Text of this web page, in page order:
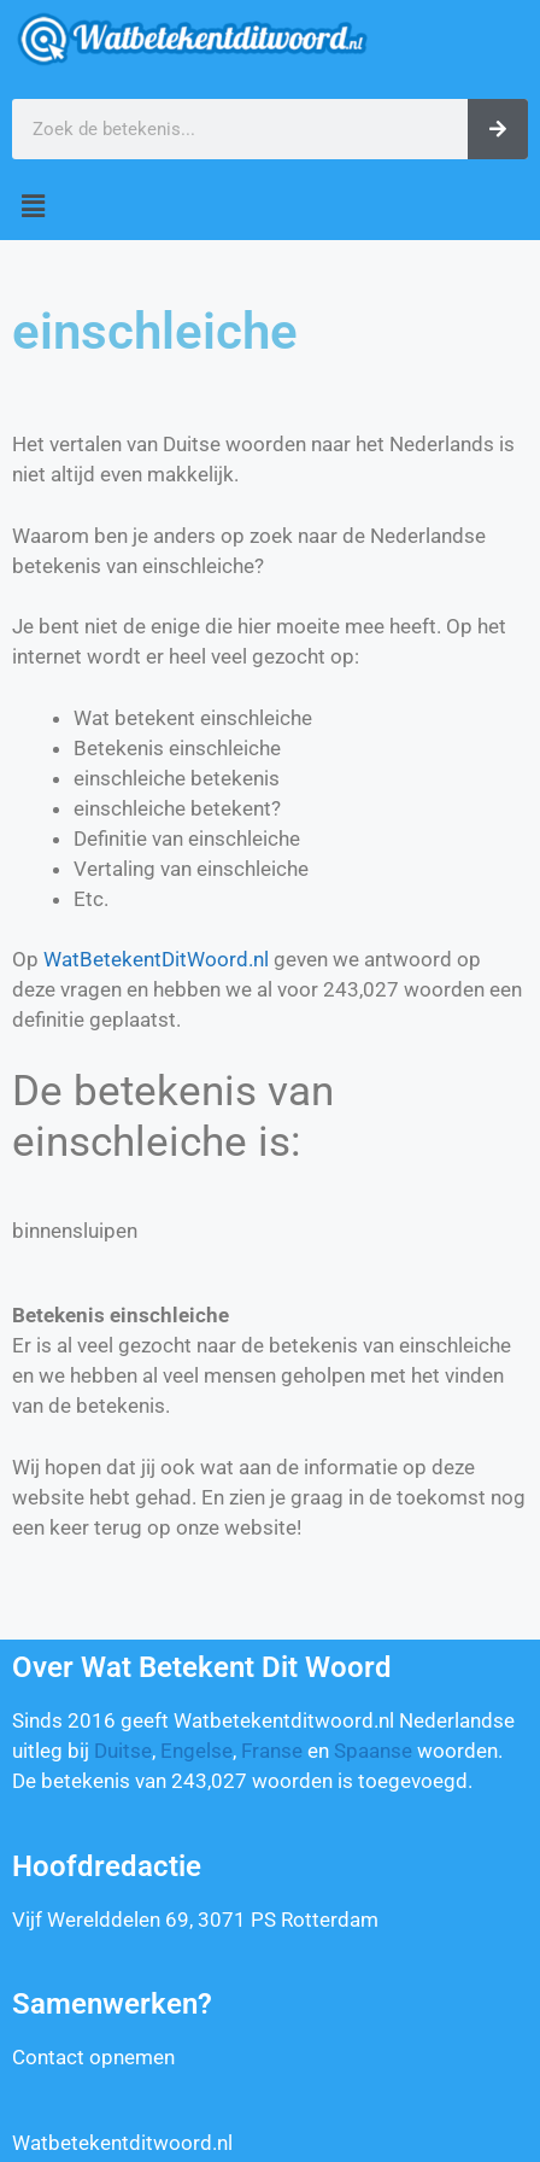
einschleiche
Het vertalen van Duitse woorden naar het Nederlands is
niet altijd even makkelijk.
Waarom ben je anders op zoek naar de Nederlandse
betekenis van einschleiche?
Je bent niet de enige die hier moeite mee heeft. Op het
internet wordt er heel veel gezocht op:
Wat betekent einschleiche
Betekenis einschleiche
einschleiche betekenis
einschleiche betekent?
Definitie van einschleiche
Vertaling van einschleiche
Etc.
Op WatBetekentDitWoord.nl geven we antwoord op
deze vragen en hebben we al voor 243,027 woorden een
definitie geplaatst.
De betekenis van
einschleiche is:
binnensluipen
Betekenis einschleiche
Er is al veel gezocht naar de betekenis van einschleiche
en we hebben al veel mensen geholpen met het vinden
van de betekenis.
Wij hopen dat jij ook wat aan de informatie op deze
website hebt gehad. En zien je graag in de toekomst nog
een keer terug op onze website!
Over Wat Betekent Dit Woord
Sinds 2016 geeft Watbetekentditwoord.nl Nederlandse
uitleg bij Duitse, Engelse, Franse en Spaanse woorden.
De betekenis van 243,027 woorden is toegevoegd.
Hoofdredactie
Vijf Werelddelen 69, 3071 PS Rotterdam
Samenwerken?
Contact opnemen
Watbetekentditwoord.nl